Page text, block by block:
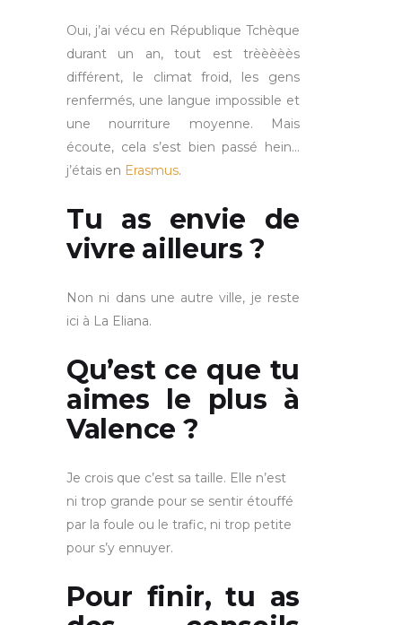
Oui, j’ai vécu en République Tchèque
durant un an, tout est trèèèèès
différent, le climat froid, les gens
renfermés, une langue impossible et
une nourriture moyenne. Mais
écoute, cela s’est bien passé hein…
j’étais en Erasmus.
Tu as envie de
vivre ailleurs ?
Non ni dans une autre ville, je reste
ici à La Eliana.
Qu’est ce que tu
aimes le plus à
Valence ?
Je crois que c’est sa taille. Elle n’est
ni trop grande pour se sentir étouffé
par la foule ou le trafic, ni trop petite
pour s’y ennuyer.
Pour finir, tu as